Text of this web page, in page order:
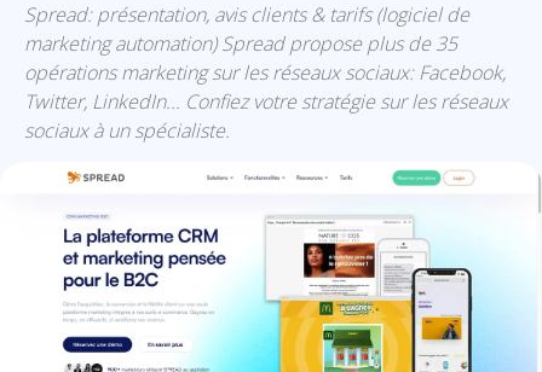
Spread: présentation, avis clients & tarifs (logiciel de
marketing automation) Spread propose plus de 35
opérations marketing sur les réseaux sociaux: Facebook,
Twitter, LinkedIn... Confiez votre stratégie sur les réseaux
sociaux à un spécialiste.